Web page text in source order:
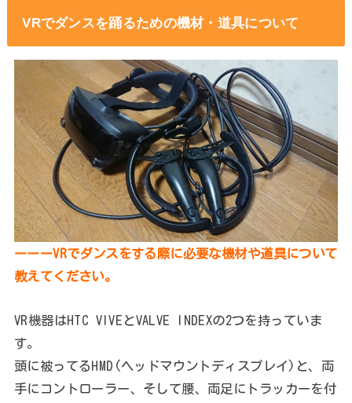
VRでダンスを踊るための機材・道具について
ーーーVRでダンスをする際に必要な機材や道具について
教えてください。
VR機器はHTC VIVEとVALVE INDEXの2つを持っていま
す。
頭に被ってるHMD(ヘッドマウントディスプレイ)と、両
手にコントローラー、そして腰、両足にトラッカーを付